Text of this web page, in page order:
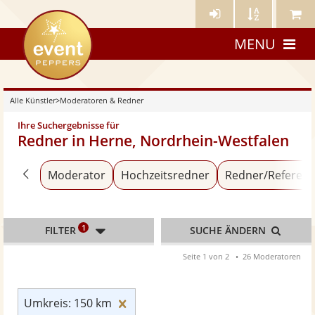
Künstler- Künstler Meine
eventpeppers
MENU
Alle Künstler>Moderatoren & Redner
Ihre Suchergebnisse für
Redner in Herne, Nordrhein-Westfalen
Zurück zu «Alle Künstler»
Moderator Hochzeitsredner Redner/Referent
Umkreis: 150 km
FILTER 1 SUCHE ÄNDERN
Seite 1 von 2 26 Moderatoren